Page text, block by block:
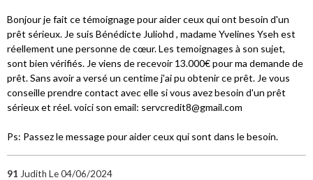
Bonjour je fait ce témoignage pour aider ceux qui ont besoin d'un
prêt sérieux. Je suis Bénédicte Juliohd , madame Yvelines Yseh est
réellement une personne de cœur. Les temoignages à son sujet,
sont bien vérifiés. Je viens de recevoir 13.000€ pour ma demande de
prêt. Sans avoir a versé un centime j'ai pu obtenir ce prêt. Je vous
conseille prendre contact avec elle si vous avez besoin d'un prêt
sérieux et réel. voici son email: servcredit8@gmail.com
Ps: Passez le message pour aider ceux qui sont dans le besoin.
91 Judith Le 04/06/2024